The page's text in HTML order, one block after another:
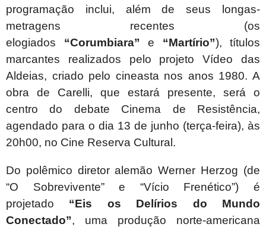
programação inclui, além de seus longas-
metragens recentes (os
elogiados “Corumbiara” e “Martírio”), títulos
marcantes realizados pelo projeto Vídeo das
Aldeias, criado pelo cineasta nos anos 1980. A
obra de Carelli, que estará presente, será o
centro do debate Cinema de Resistência,
agendado para o dia 13 de junho (terça-feira), às
20h00, no Cine Reserva Cultural.
Do polêmico diretor alemão Werner Herzog (de
“O Sobrevivente” e “Vício Frenético”) é
projetado “Eis os Delírios do Mundo
Conectado”, uma produção norte-americana